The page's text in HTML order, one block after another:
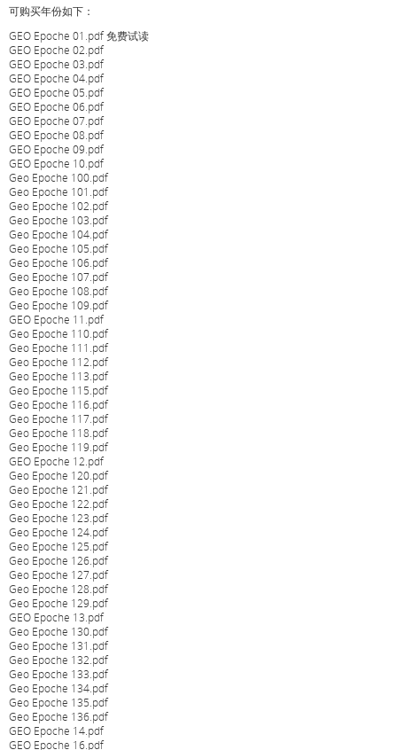
可购买年份如下：
GEO Epoche 01.pdf 免费试读
GEO Epoche 02.pdf
GEO Epoche 03.pdf
GEO Epoche 04.pdf
GEO Epoche 05.pdf
GEO Epoche 06.pdf
GEO Epoche 07.pdf
GEO Epoche 08.pdf
GEO Epoche 09.pdf
GEO Epoche 10.pdf
Geo Epoche 100.pdf
Geo Epoche 101.pdf
Geo Epoche 102.pdf
Geo Epoche 103.pdf
Geo Epoche 104.pdf
Geo Epoche 105.pdf
Geo Epoche 106.pdf
Geo Epoche 107.pdf
Geo Epoche 108.pdf
Geo Epoche 109.pdf
GEO Epoche 11.pdf
Geo Epoche 110.pdf
Geo Epoche 111.pdf
Geo Epoche 112.pdf
Geo Epoche 113.pdf
Geo Epoche 115.pdf
Geo Epoche 116.pdf
Geo Epoche 117.pdf
Geo Epoche 118.pdf
Geo Epoche 119.pdf
GEO Epoche 12.pdf
Geo Epoche 120.pdf
Geo Epoche 121.pdf
Geo Epoche 122.pdf
Geo Epoche 123.pdf
Geo Epoche 124.pdf
Geo Epoche 125.pdf
Geo Epoche 126.pdf
Geo Epoche 127.pdf
Geo Epoche 128.pdf
Geo Epoche 129.pdf
GEO Epoche 13.pdf
Geo Epoche 130.pdf
Geo Epoche 131.pdf
Geo Epoche 132.pdf
Geo Epoche 133.pdf
Geo Epoche 134.pdf
Geo Epoche 135.pdf
Geo Epoche 136.pdf
GEO Epoche 14.pdf
GEO Epoche 16.pdf